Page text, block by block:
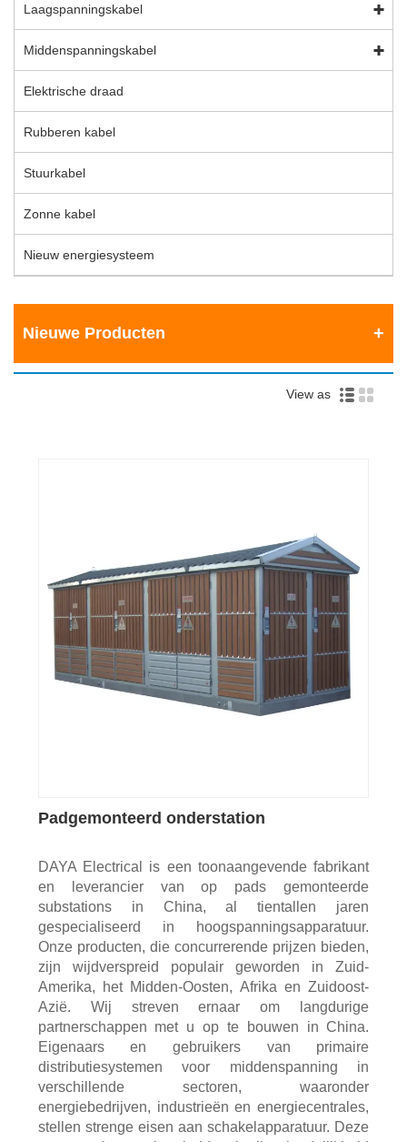
Laagspanningskabel
Middenspanningskabel
Elektrische draad
Rubberen kabel
Stuurkabel
Zonne kabel
Nieuw energiesysteem
Nieuwe Producten
View as
Padgemonteerd onderstation
DAYA Electrical is een toonaangevende fabrikant
en leverancier van op pads gemonteerde
substations in China, al tientallen jaren
gespecialiseerd in hoogspanningsapparatuur.
Onze producten, die concurrerende prijzen bieden,
zijn wijdverspreid populair geworden in Zuid-
Amerika, het Midden-Oosten, Afrika en Zuidoost-
Azië. Wij streven ernaar om langdurige
partnerschappen met u op te bouwen in China.
Eigenaars en gebruikers van primaire
distributiesystemen voor middenspanning in
verschillende sectoren, waaronder
energiebedrijven, industrieën en energiecentrales,
stellen strenge eisen aan schakelapparatuur. Deze